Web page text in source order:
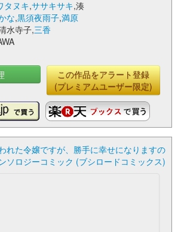
タヌキ,ササキサキ,湊
な,黒須夜雨子,満原
水寺子,三香
この作品をアラート登録
(プレミアムユーザー限定)
れた令嬢ですが、勝手に幸せになりますの
ソロジーコミック (ブシロードコミックス)